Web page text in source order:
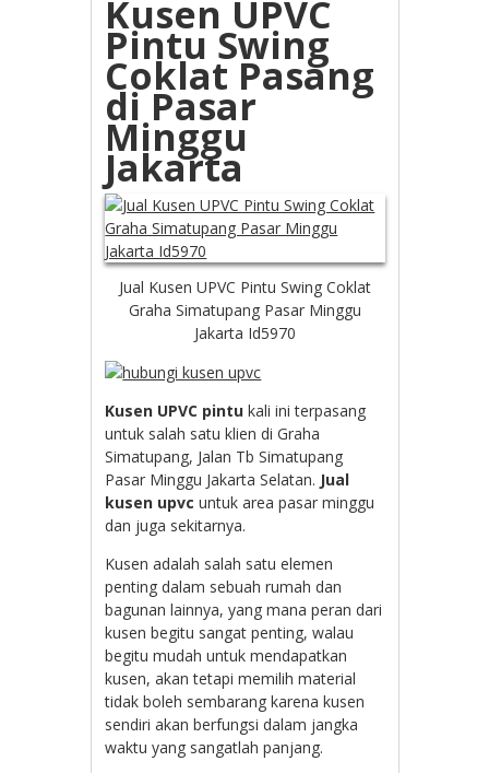
Kusen UPVC
Pintu Swing
Coklat Pasang
di Pasar
Minggu
Jakarta
Jual Kusen UPVC Pintu Swing Coklat
Graha Simatupang Pasar Minggu
Jakarta Id5970
Kusen UPVC pintu kali ini terpasang
untuk salah satu klien di Graha
Simatupang, Jalan Tb Simatupang
Pasar Minggu Jakarta Selatan. Jual
kusen upvc untuk area pasar minggu
dan juga sekitarnya.
Kusen adalah salah satu elemen
penting dalam sebuah rumah dan
bagunan lainnya, yang mana peran dari
kusen begitu sangat penting, walau
begitu mudah untuk mendapatkan
kusen, akan tetapi memilih material
tidak boleh sembarang karena kusen
sendiri akan berfungsi dalam jangka
waktu yang sangatlah panjang.